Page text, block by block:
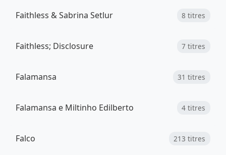
Faithless & Sabrina Setlur 8 titres
Faithless; Disclosure 7 titres
Falamansa 31 titres
Falamansa e Miltinho Edilberto 4 titres
Falco 213 titres